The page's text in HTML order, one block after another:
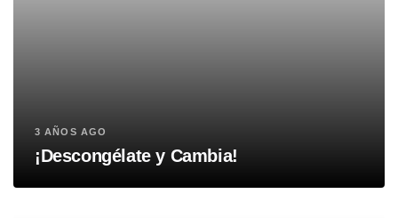
3 AÑOS AGO
¡Descongélate y Cambia!